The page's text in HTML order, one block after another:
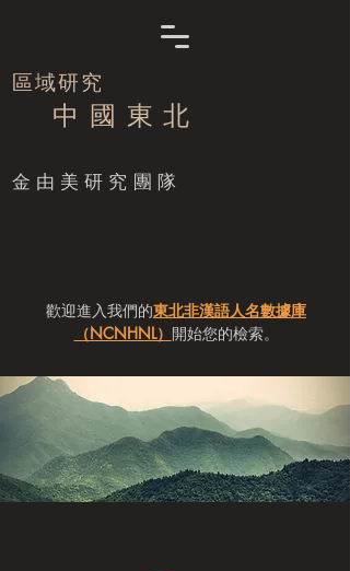
區域研究
中 國 東 北
​金由美研究團隊
歡迎進入我們的東北非漢語人名數據庫
（NCNHNL） 開始您的檢索。